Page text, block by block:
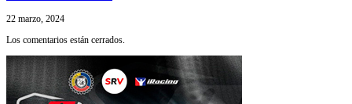
22 marzo, 2024
Los comentarios están cerrados.